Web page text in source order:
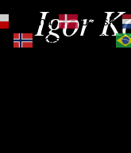
Igor
Čeština‎
Dansk
Norsk bokmål